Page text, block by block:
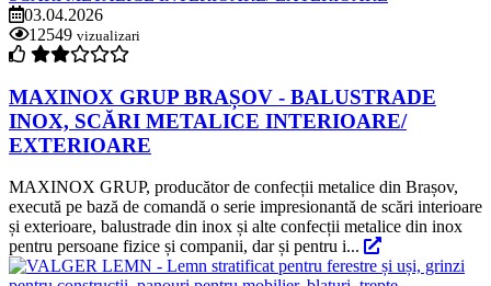
03.04.2026
12549 vizualizari
MAXINOX GRUP BRAȘOV - BALUSTRADE
INOX, SCĂRI METALICE INTERIOARE/
EXTERIOARE
MAXINOX GRUP, producător de confecții metalice din Brașov,
execută pe bază de comandă o serie impresionantă de scări interioare
și exterioare, balustrade din inox și alte confecții metalice din inox
pentru persoane fizice și companii, dar și pentru i...